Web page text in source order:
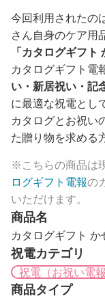
今回利用されたの
さん自身のケア用
「カタログギフト
カタログギフト電
い・新居祝い・記
に最適な祝電とし
カタログとお祝い
た贈り物を求める
※こちらの商品は
ログギフト電報の
いただけます。
商品名
カタログギフト か
祝電カテゴリ
祝電（お祝い電報
商品タイプ